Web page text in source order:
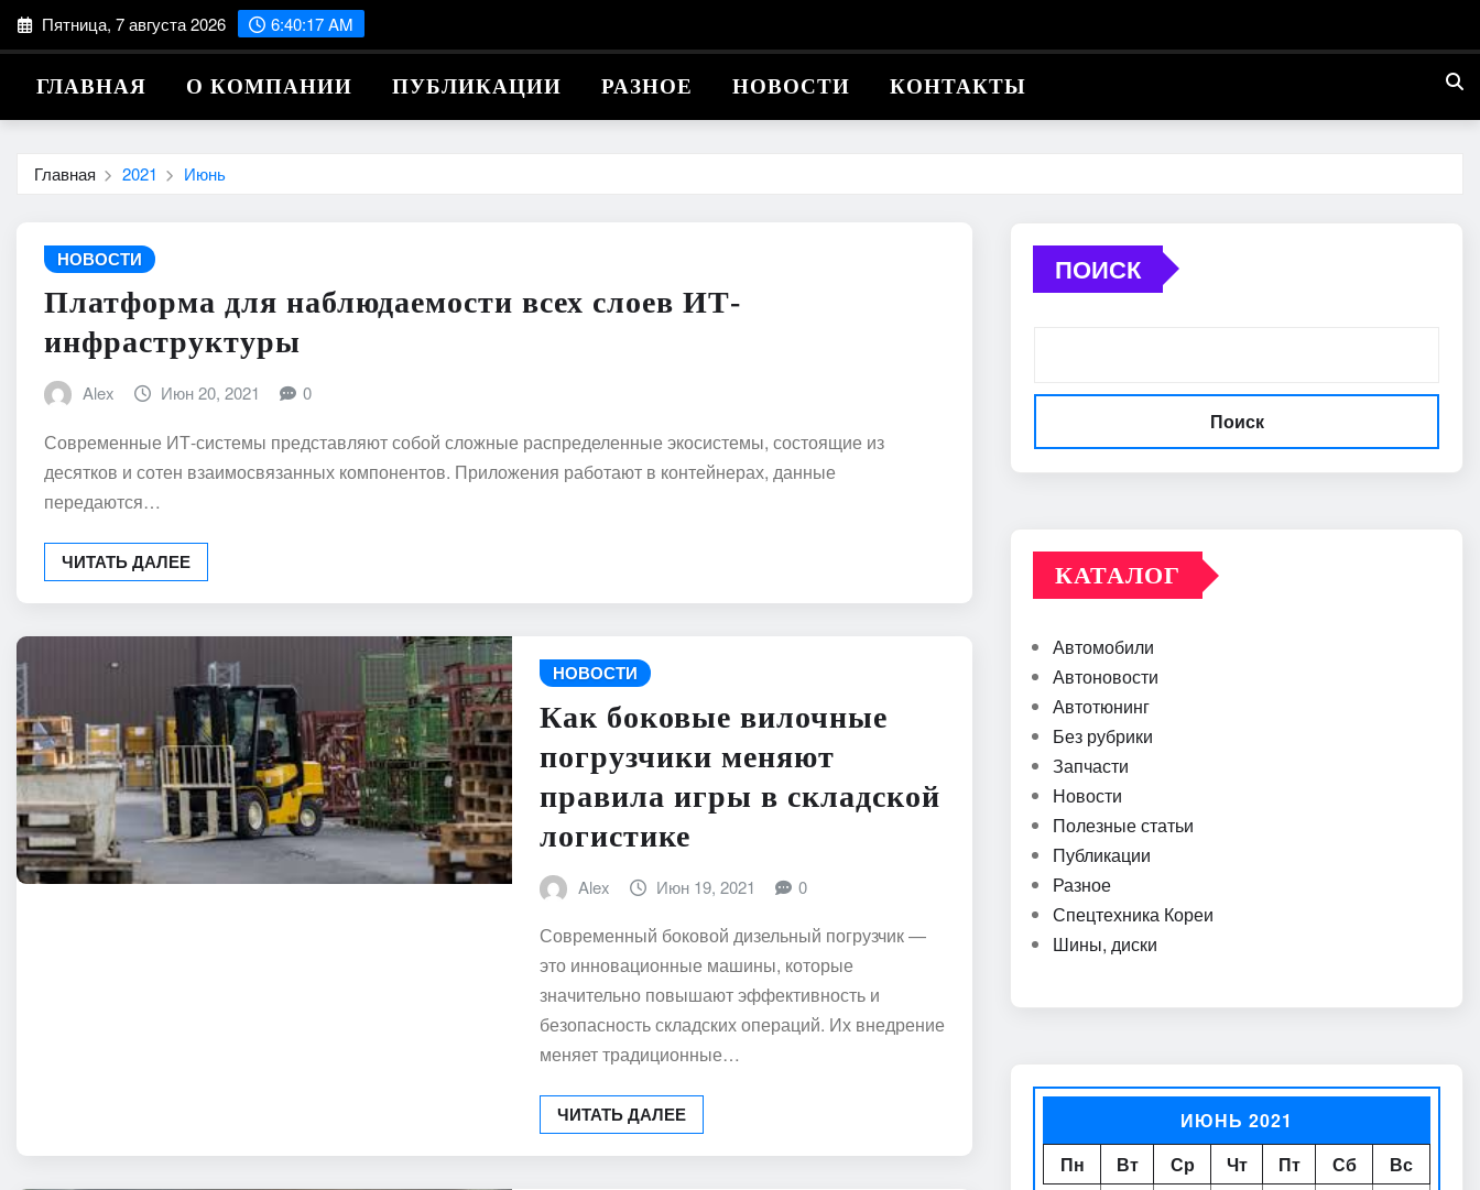
Перейти
к
содержимому
Пятница, 7 августа 2026 6:40:19 AM
ГЛАВНАЯ О КОМПАНИИ ПУБЛИКАЦИИ РАЗНОЕ НОВОСТИ КОНТАКТЫ
Главная 2021 Июнь
НОВОСТИ
Платформа для наблюдаемости всех слоев ИТ-
инфраструктуры
Alex Июн 20, 2021 0
Современные ИТ-системы представляют собой сложные распределенные экосистемы, состоящие из
десятков и сотен взаимосвязанных компонентов. Приложения работают в контейнерах, данные
передаются…
ЧИТАТЬ ДАЛЕЕ
НОВОСТИ
Как боковые вилочные
погрузчики меняют
правила игры в складской
логистике
Alex Июн 19, 2021 0
Современный боковой дизельный погрузчик —
это инновационные машины, которые
значительно повышают эффективность и
безопасность складских операций. Их внедрение
меняет традиционные…
ЧИТАТЬ ДАЛЕЕ
ПОИСК
Поиск
КАТАЛОГ
Автомобили
Автоновости
Автотюнинг
Без рубрики
Запчасти
Новости
Полезные статьи
Публикации
Разное
Спецтехника Кореи
Шины, диски
ИЮНЬ 2021
Пн
Вт Ср Чт Пт Сб
Вс